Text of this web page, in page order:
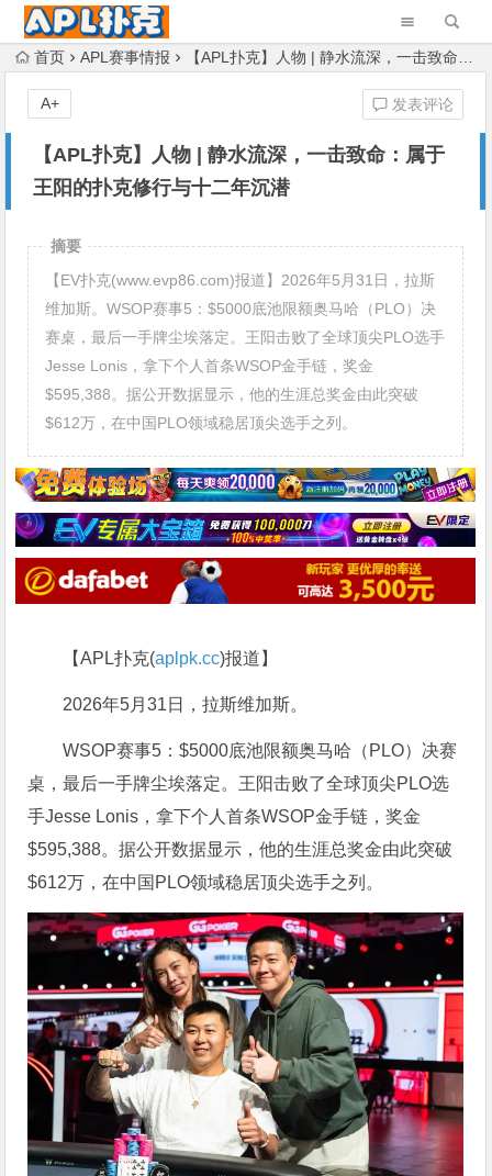
首页 APL赛事情报 【APL扑克】人物 | 静水流深，一击致命：属于王阳的扑克修行与十二年沉潜
【APL扑克】人物 | 静水流深，一击致命：属于
王阳的扑克修行与十二年沉潜
发表评论
A+
摘要
【EV扑克(www.evp86.com)报道】2026年5月31日，拉斯
维加斯。WSOP赛事5：$5000底池限额奥马哈（PLO）决
赛桌，最后一手牌尘埃落定。王阳击败了全球顶尖PLO选手
Jesse Lonis，拿下个人首条WSOP金手链，奖金
$595,388。据公开数据显示，他的生涯总奖金由此突破
$612万，在中国PLO领域稳居顶尖选手之列。
【APL扑克(aplpk.cc)报道】
2026年5月31日，拉斯维加斯。
WSOP赛事5：$5000底池限额奥马哈（PLO）决赛
桌，最后一手牌尘埃落定。王阳击败了全球顶尖PLO选
手Jesse Lonis，拿下个人首条WSOP金手链，奖金
$595,388。据公开数据显示，他的生涯总奖金由此突破
$612万，在中国PLO领域稳居顶尖选手之列。